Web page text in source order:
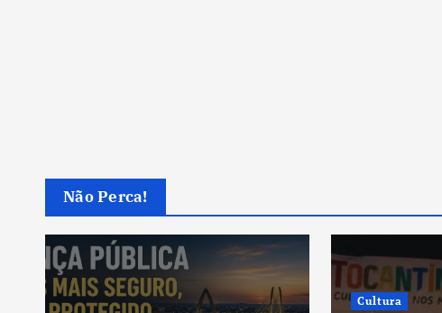
Não Perca!
Cultura